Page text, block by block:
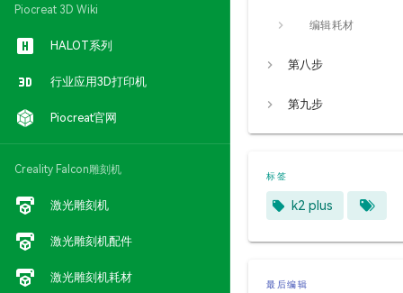
Piocreat 3D Wiki
HALOT系列
行业应用3D打印机
Piocreat官网
Creality Falcon雕刻机
激光雕刻机
激光雕刻机配件
激光雕刻机耗材
编辑耗材
第八步
第九步
标签
k2 plus
最后编辑